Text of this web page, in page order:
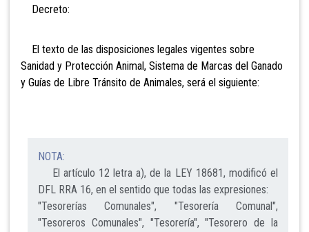
Decreto:
El texto de las disposiciones legales vigentes sobre
Sanidad y Protección Animal, Sistema de Marcas del Ganado
y Guías de Libre Tránsito de Animales, será el siguiente:
NOTA:
El artículo 12 letra a), de la LEY 18681, modificó el
DFL RRA 16, en el sentido que todas las expresiones:
"Tesorerías Comunales", "Tesorería Comunal",
"Tesoreros Comunales", "Tesorería", "Tesorero de la